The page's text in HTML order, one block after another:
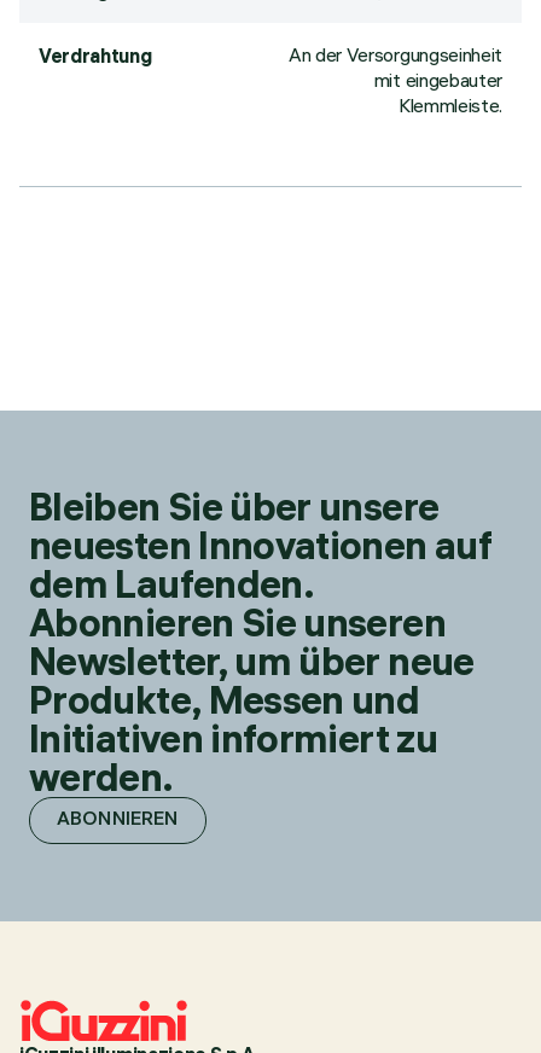
Verdrahtung
An der Versorgungseinheit
mit eingebauter
Klemmleiste.
Bleiben Sie über unsere
neuesten Innovationen auf
dem Laufenden.
Abonnieren Sie unseren
Newsletter, um über neue
Produkte, Messen und
Initiativen informiert zu
werden.
ABONNIEREN